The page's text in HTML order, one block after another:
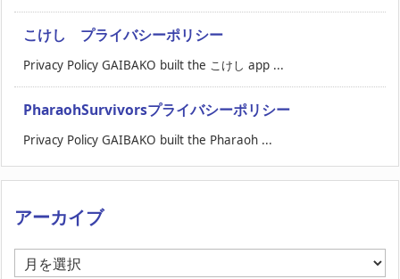
こけし プライバシーポリシー
Privacy Policy GAIBAKO built the こけし app ...
PharaohSurvivorsプライバシーポリシー
Privacy Policy GAIBAKO built the Pharaoh ...
アーカイブ
ア